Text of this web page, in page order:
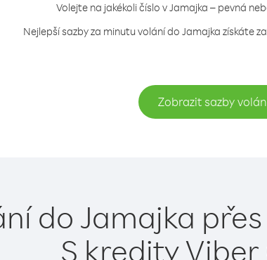
Volejte na jakékoli číslo v Jamajka – pevná
Nejlepší sazby za minutu volání do Jamajka získáte
Zobrazit sazby
do Jamajka
S kredity